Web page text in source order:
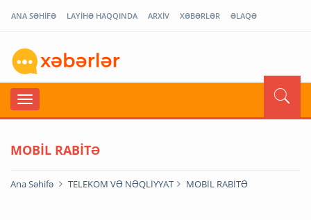
ANA SƏHİFƏ LAYİHƏ HAQQINDA ARXİV XƏBƏRLƏR ƏLAQƏ
MOBİL RABİTƏ
Ana Səhifə TELEKOM VƏ NƏQLİYYAT MOBİL RABİTƏ